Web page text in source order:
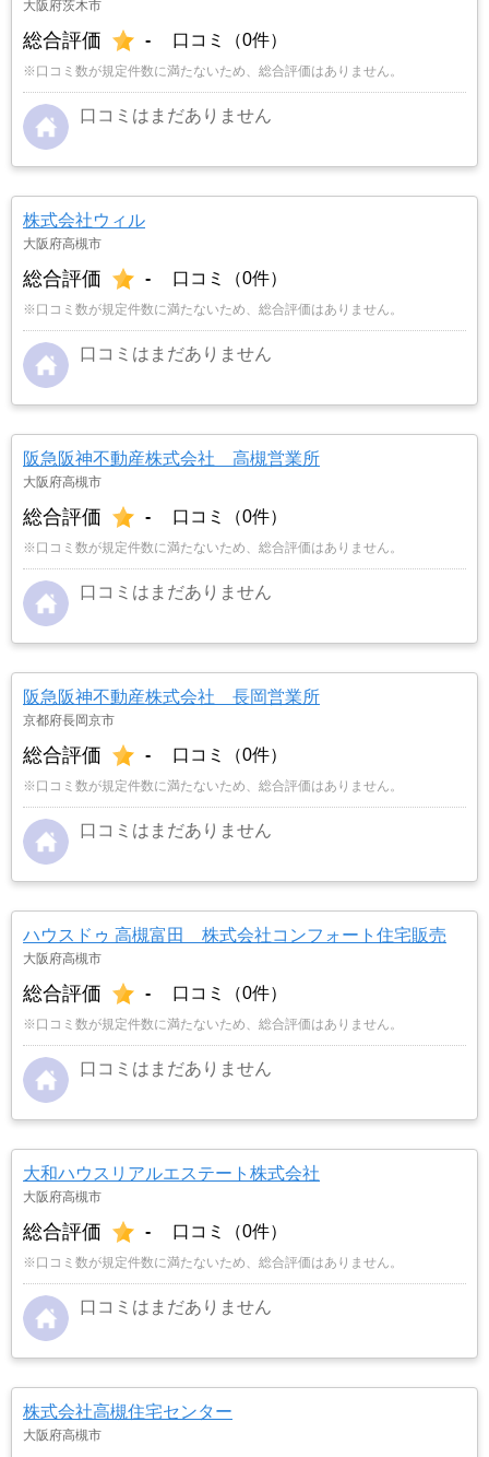
大阪府茨木市
総合評価 - 口コミ（0件）
※口コミ数が規定件数に満たないため、総合評価はありません。
口コミはまだありません
株式会社ウィル
大阪府高槻市
総合評価 - 口コミ（0件）
※口コミ数が規定件数に満たないため、総合評価はありません。
口コミはまだありません
阪急阪神不動産株式会社 高槻営業所
大阪府高槻市
総合評価 - 口コミ（0件）
※口コミ数が規定件数に満たないため、総合評価はありません。
口コミはまだありません
阪急阪神不動産株式会社 長岡営業所
京都府長岡京市
総合評価 - 口コミ（0件）
※口コミ数が規定件数に満たないため、総合評価はありません。
口コミはまだありません
ハウスドゥ 高槻富田 株式会社コンフォート住宅販売
大阪府高槻市
総合評価 - 口コミ（0件）
※口コミ数が規定件数に満たないため、総合評価はありません。
口コミはまだありません
大和ハウスリアルエステート株式会社
大阪府高槻市
総合評価 - 口コミ（0件）
※口コミ数が規定件数に満たないため、総合評価はありません。
口コミはまだありません
株式会社高槻住宅センター
大阪府高槻市